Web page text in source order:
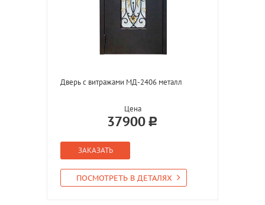
Дверь с витражами МД-2406 металл
Цена
37900
ЗАКАЗАТЬ
ПОСМОТРЕТЬ В ДЕТАЛЯХ